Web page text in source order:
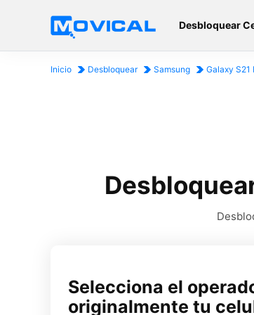
Desbloquear
Inicio Desbloquear Samsung Galaxy S21
Selecciona el
originalmente tu